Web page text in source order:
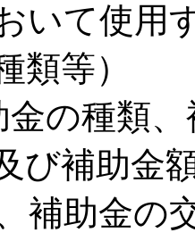
いて使用
類等）
の種類、
び補助金
補助金の